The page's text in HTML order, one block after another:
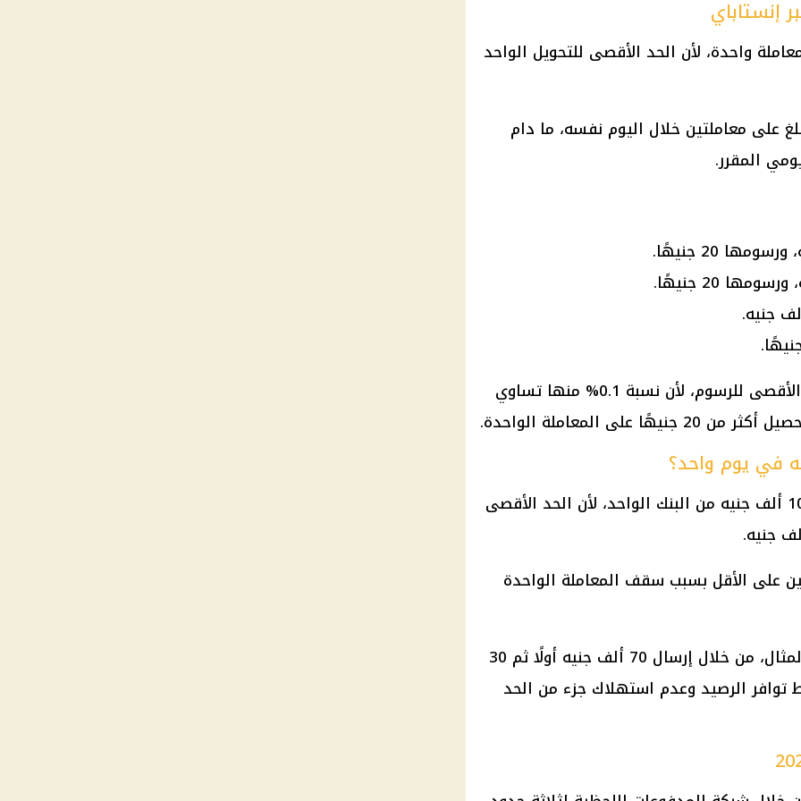
جنيه في معاملة واحدة، لأن الحد الأقصى للتحويل الواحد
على معاملتين خلال اليوم نفسه، ما دام
المقرر.
وتخضع عملية الـ30 ألف جنيه للحد الأقصى للرسوم، لأن نسبة 0.1% منها تساوي
نعم، يسمح الحد اليومي بإرسال 100 ألف جنيه من البنك الواحد، لأن الحد الأقصى
على الأقل بسبب سقف المعاملة الواحدة
ويمكن تنفيذ التحويل، على سبيل المثال، من خلال إرسال 70 ألف جنيه أولًا ثم 30
توافر الرصيد وعدم استهلاك جزء من الحد